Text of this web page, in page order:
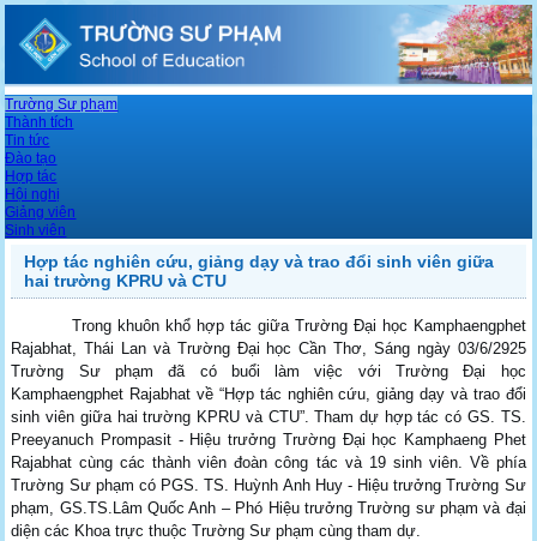
Trường Sư phạm
Thành tích
Tin tức
Đào tạo
Hợp tác
Hội nghị
Giảng viên
Sinh viên
Hợp tác nghiên cứu, giảng dạy và trao đổi sinh viên giữa
hai trường KPRU và CTU
Trong khuôn khổ hợp tác giữa Trường Đại học Kamphaengphet
Rajabhat, Thái Lan và Trường Đại học Cần Thơ, Sáng ngày 03/6/2925
Trường Sư phạm đã có buổi làm việc với Trường Đại học
Kamphaengphet Rajabhat về “Hợp tác nghiên cứu, giảng dạy và trao đổi
sinh viên giữa hai trường KPRU và CTU”. Tham dự hợp tác có GS. TS.
Preeyanuch Prompasit - Hiệu trưởng Trường Đại học Kamphaeng Phet
Rajabhat cùng các thành viên đoàn công tác và 19 sinh viên. Về phía
Trường Sư phạm có PGS. TS. Huỳnh Anh Huy - Hiệu trưởng Trường Sư
phạm, GS.TS.Lâm Quốc Anh – Phó Hiệu trưởng Trường sư phạm và đại
diện các Khoa trực thuộc Trường Sư phạm cùng tham dự.